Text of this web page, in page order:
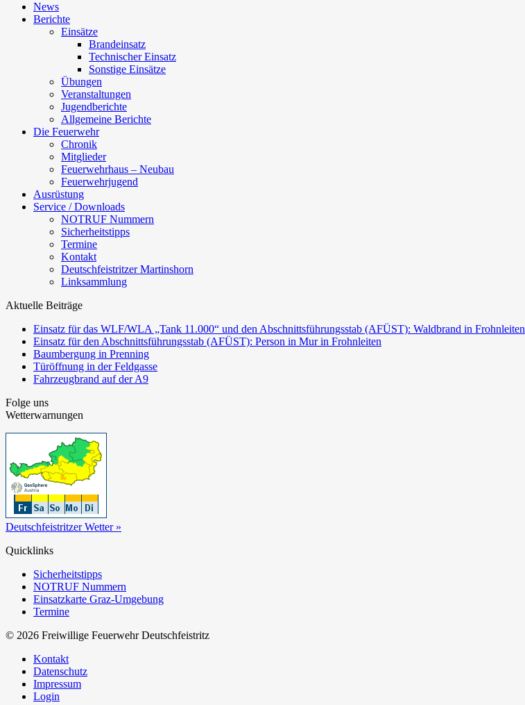
News
Berichte
Einsätze
Brandeinsatz
Technischer Einsatz
Sonstige Einsätze
Übungen
Veranstaltungen
Jugendberichte
Allgemeine Berichte
Die Feuerwehr
Chronik
Mitglieder
Feuerwehrhaus – Neubau
Feuerwehrjugend
Ausrüstung
Service / Downloads
NOTRUF Nummern
Sicherheitstipps
Termine
Kontakt
Deutschfeistritzer Martinshorn
Linksammlung
Aktuelle Beiträge
Einsatz für das WLF/WLA „Tank 11.000“ und den Abschnittsführungsstab (AFÜST): Waldbrand in Frohnleiten
Einsatz für den Abschnittsführungsstab (AFÜST): Person in Mur in Frohnleiten
Baumbergung in Prenning
Türöffnung in der Feldgasse
Fahrzeugbrand auf der A9
Folge uns
Wetterwarnungen
Deutschfeistritzer Wetter »
Quicklinks
Sicherheitstipps
NOTRUF Nummern
Einsatzkarte Graz-Umgebung
Termine
© 2026 Freiwillige Feuerwehr Deutschfeistritz
Kontakt
Datenschutz
Impressum
Login